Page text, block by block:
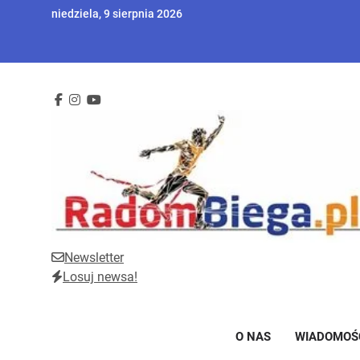
niedziela, 9 sierpnia 2026
RadomBiega.pl
Radomski portal dla miłośników lekkoatletyki
Newsletter
Losuj newsa!
O NAS